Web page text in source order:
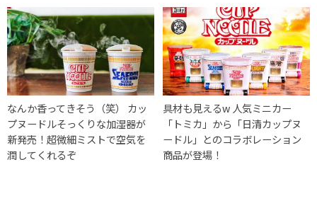
なんか香ってきそう（笑） カッ
プヌードルそっくりな加湿器が
新発売！超微細ミストで空気を
潤してくれるぞ
具材も見えるw 人気ミニカー
「トミカ」から「日清カップヌ
ードル」とのコラボレーション
商品が登場！